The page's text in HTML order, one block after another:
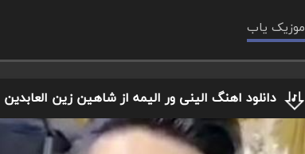
موزیک یاب
دانلود اهنگ الینی ور الیمه از شاهین زین العابدین